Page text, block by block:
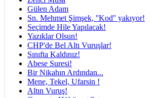
Gülen Adam
Sn. Mehmet Şimşek, ''Kod'' yakıyor!
Seçimde Hile Yapılacak!
Yazıklar Olsun!
CHP'de Bel Altı Vuruşlar!
Sınıfta Kaldınız!
Abese Suresi!
Bir Nikahın Ardından...
Mene, Tekel, Ufarsin !
Altın Vuruş!